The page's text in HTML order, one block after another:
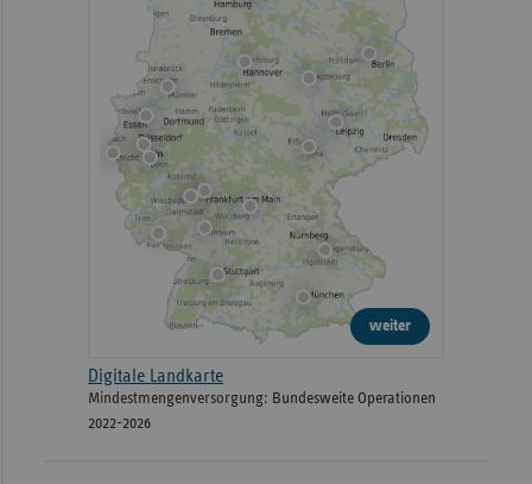
weiter
Digitale Landkarte
Mindestmengenversorgung: Bundesweite Operationen
2022-2026